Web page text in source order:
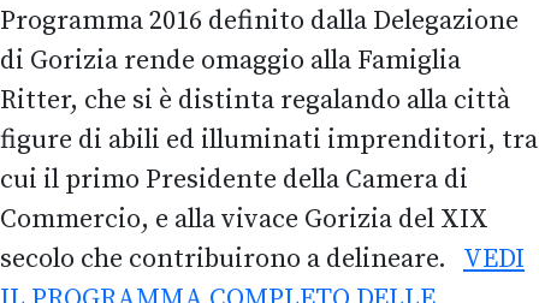
Programma 2016 definito dalla Delegazione
di Gorizia rende omaggio alla Famiglia
Ritter, che si è distinta regalando alla città
figure di abili ed illuminati imprenditori, tra
cui il primo Presidente della Camera di
Commercio, e alla vivace Gorizia del XIX
secolo che contribuirono a delineare. VEDI